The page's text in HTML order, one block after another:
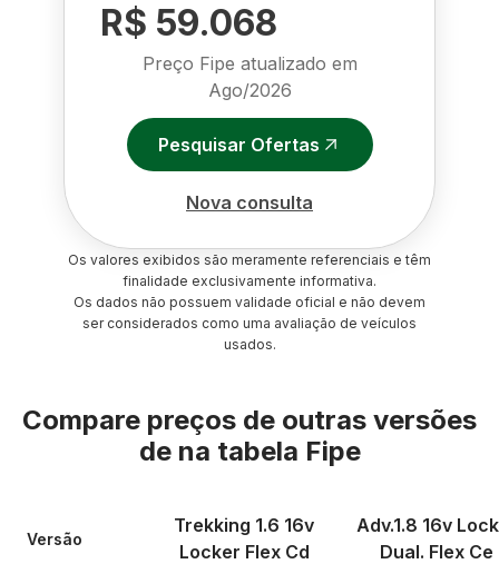
R$ 59.068
Preço Fipe atualizado em
Ago/2026
Pesquisar Ofertas
Nova consulta
Os valores exibidos são meramente referenciais e têm
finalidade exclusivamente informativa.
Os dados não possuem validade oficial e não devem
ser considerados como uma avaliação de veículos
usados.
Compare preços de outras versões
de na tabela Fipe
Versão
Trekking 1.6 16v
Locker Flex Cd
Adv.1.8 16v
Dual. Flex Ce